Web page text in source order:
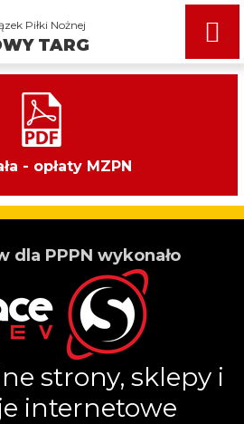
Piłki Nożnej
- opłaty MZPN
dla PPPN wykonało
strony, sklepy i
internetowe